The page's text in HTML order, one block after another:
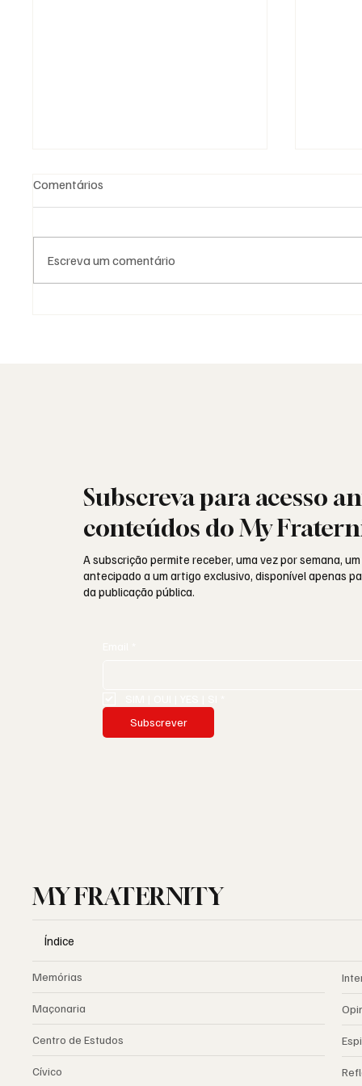
Comentários
Escreva um comentário
Subscreva para acesso
conteúdos do My
A subscrição permite receber, uma vez por semana,
antecipado a um artigo exclusivo, disponível apenas
da publicação pública.
Subscrever
MY FRATERNITY
Índice
Memórias
Maçonaria
Centro de Estudos
Cívico